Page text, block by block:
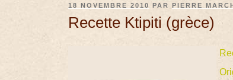
18 NOVEMBRE 2010 PARPIERRE
Recette Ktipiti (grèce)